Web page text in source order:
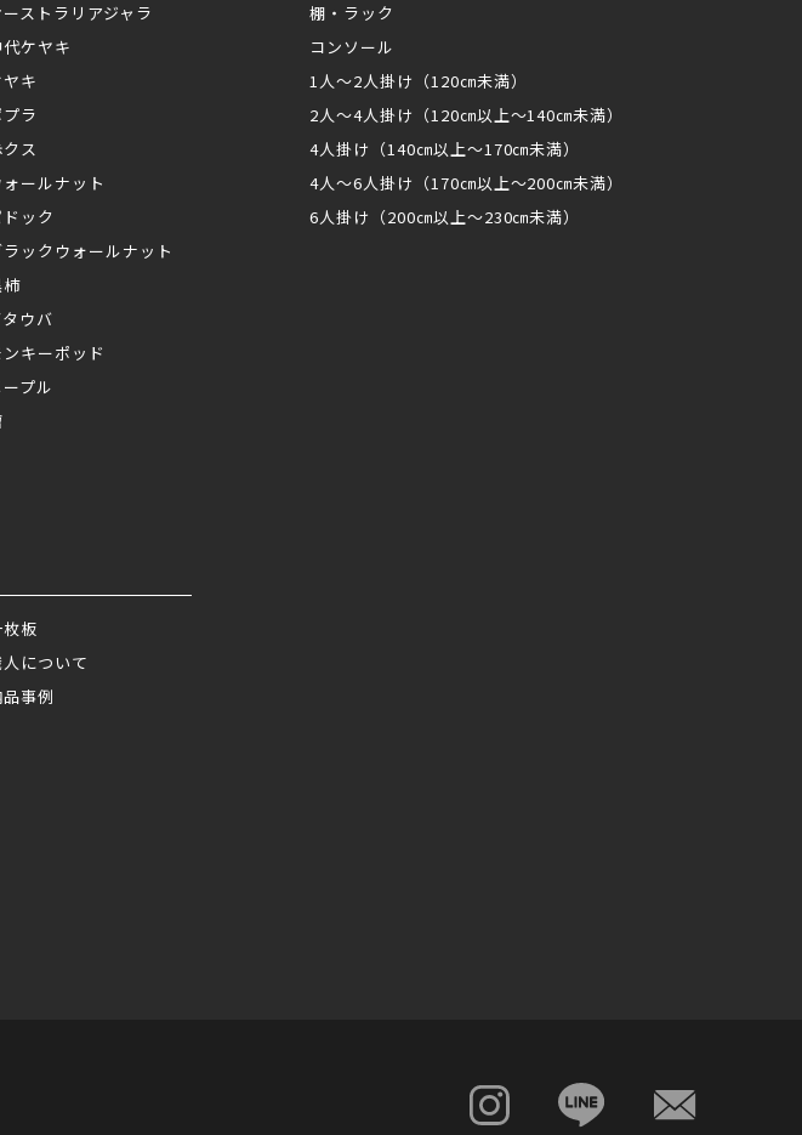
ーストラリアジャラ
ケヤキ
キ
ラ
ス
ォールナット
ック
ラックウォールナット
タウバ
ンキーポッド
プル
棚・ラック
コンソール
1人～2人掛け（120㎝未満）
2人～4人掛け（120㎝以上～140㎝未満）
4人掛け（140㎝以上～170㎝未満）
4人～6人掛け（170㎝以上～200㎝未満）
6人掛け（200㎝以上～230㎝未満）
枚板
について
品事例